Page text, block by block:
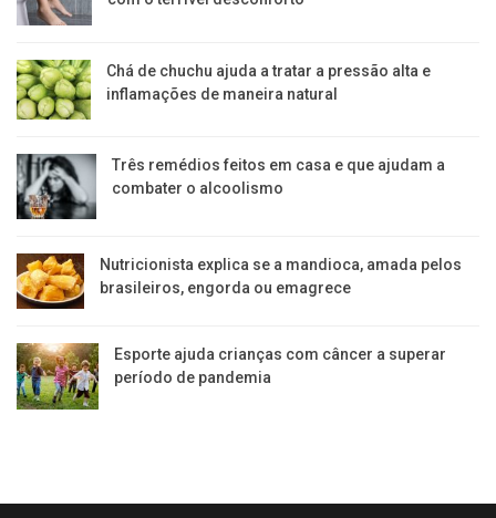
Chá de chuchu ajuda a tratar a pressão alta e
inflamações de maneira natural
Três remédios feitos em casa e que ajudam a
combater o alcoolismo
Nutricionista explica se a mandioca, amada pelos
brasileiros, engorda ou emagrece
Esporte ajuda crianças com câncer a superar
período de pandemia